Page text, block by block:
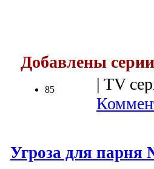
Добавлены
85
| TV
Угроза для